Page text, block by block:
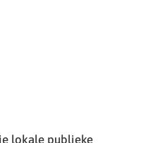
lokale publieke